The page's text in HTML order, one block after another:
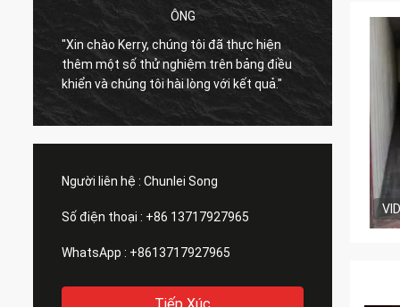
ÔNG
"Xin chào Kerry, chúng tôi đã thực hiện
thêm một số thử nghiệm trên bảng điều
khiển và chúng tôi hài lòng với kết quả."
Người liên hệ : Chunlei Song
Số điện thoại : +86 13717927965
WhatsApp : +8613717927965